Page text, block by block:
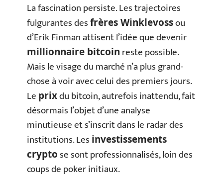
La fascination persiste. Les trajectoires
fulgurantes desfrères Winklevossou
d’Erik Finman attisent l’idée que devenir
millionnaire bitcoin reste possible.
Mais le visage du marché n’a plus grand-
chose à voir avec celui des premiers jours.
Le prixdu bitcoin, autrefois inattendu, fait
désormais l’objet d’une analyse
minutieuse et s’inscrit dans le radar des
institutions. Les investissements
cryptose sont professionnalisés, loin des
coups de poker initiaux.